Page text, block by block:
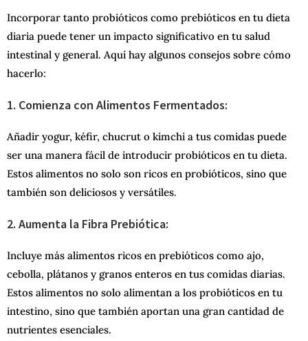
Incorporar tanto probióticos como prebióticos en tu dieta
diaria puede tener un impacto significativo en tu salud
intestinal y general. Aquí hay algunos consejos sobre cómo
hacerlo:
1. Comienza con Alimentos Fermentados:
Añadir yogur, kéfir, chucrut o kimchi a tus comidas puede
ser una manera fácil de introducir probióticos en tu dieta.
Estos alimentos no solo son ricos en probióticos, sino que
también son deliciosos y versátiles.
2. Aumenta la Fibra Prebiótica:
Incluye más alimentos ricos en prebióticos como ajo,
cebolla, plátanos y granos enteros en tus comidas diarias.
Estos alimentos no solo alimentan a los probióticos en tu
intestino, sino que también aportan una gran cantidad de
nutrientes esenciales.